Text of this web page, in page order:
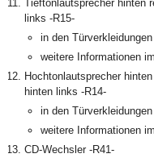
Tieftonlautsprecher hinten
links -R15-
in den
weitere Informationen
Hochtonlautsprecher
hinten links -R14-
in den
weitere Informationen
CD-Wechsler -R41-